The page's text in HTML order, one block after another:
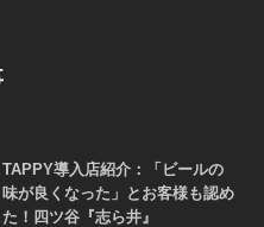
TAPPY導入店紹介：「ビールの
味が良くなった」とお客様も認め
た！四ツ谷『志ら井』